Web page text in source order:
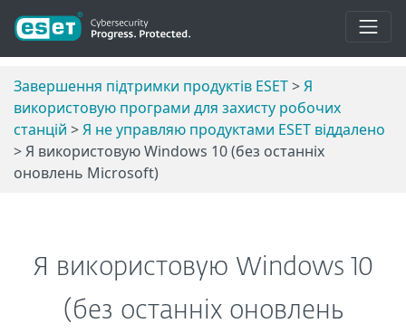
Завершення підтримки продуктів ESET>Я
використовую програми для захисту робочих
станцій >Я не управляю продуктами ESET віддалено
> Я використовую Windows 10 (без останніх
оновлень Microsoft)
Я використовую Windows 10
(без останніх оновлень